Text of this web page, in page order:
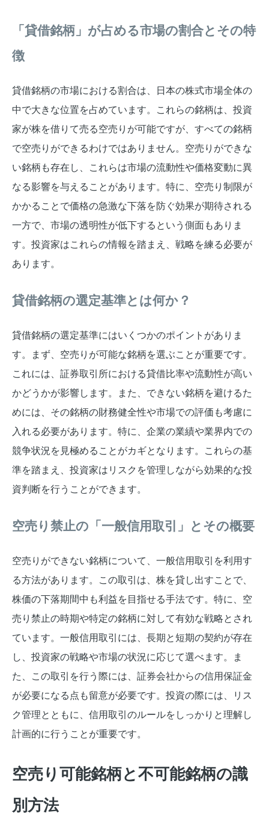
「貸借銘柄」が占める市場の割合とその特
徴
貸借銘柄の市場における割合は、日本の株式市場全体の
中で大きな位置を占めています。これらの銘柄は、投資
家が株を借りて売る空売りが可能ですが、すべての銘柄
で空売りができるわけではありません。空売りができな
い銘柄も存在し、これらは市場の流動性や価格変動に異
なる影響を与えることがあります。特に、空売り制限が
かかることで価格の急激な下落を防ぐ効果が期待される
一方で、市場の透明性が低下するという側面もありま
す。投資家はこれらの情報を踏まえ、戦略を練る必要が
あります。
貸借銘柄の選定基準とは何か？
貸借銘柄の選定基準にはいくつかのポイントがありま
す。まず、空売りが可能な銘柄を選ぶことが重要です。
これには、証券取引所における貸借比率や流動性が高い
かどうかが影響します。また、できない銘柄を避けるた
めには、その銘柄の財務健全性や市場での評価も考慮に
入れる必要があります。特に、企業の業績や業界内での
競争状況を見極めることがカギとなります。これらの基
準を踏まえ、投資家はリスクを管理しながら効果的な投
資判断を行うことができます。
空売り禁止の「一般信用取引」とその概要
空売りができない銘柄について、一般信用取引を利用す
る方法があります。この取引は、株を貸し出すことで、
株価の下落期間中も利益を目指せる手法です。特に、空
売り禁止の時期や特定の銘柄に対して有効な戦略とされ
ています。一般信用取引には、長期と短期の契約が存在
し、投資家の戦略や市場の状況に応じて選べます。ま
た、この取引を行う際には、証券会社からの信用保証金
が必要になる点も留意が必要です。投資の際には、リス
ク管理とともに、信用取引のルールをしっかりと理解し
計画的に行うことが重要です。
空売り可能銘柄と不可能銘柄の識
別方法